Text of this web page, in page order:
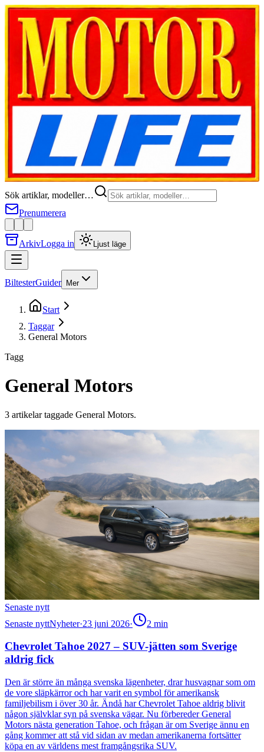
Sök artiklar, modeller…
Prenumerera
ArkivLogga in Ljust läge
BiltesterGuider Mer
Start
Taggar
General Motors
Tagg
General Motors
3 artikelartaggade General Motors.
Senaste nytt
Senaste nyttNyheter·23 juni 2026· 2 min
Chevrolet Tahoe 2027 – SUV-jätten som Sverige
aldrig fick
Den är större än många svenska lägenheter, drar husvagnar som om
de vore släpkärror och har varit en symbol för amerikansk
familjebilism i över 30 år. Ändå har Chevrolet Tahoe aldrig blivit
någon självklar syn på svenska vägar. Nu förbereder General
Motors nästa generation Tahoe, och frågan är om Sverige ännu en
gång kommer att stå vid sidan av medan amerikanerna fortsätter
köpa en av världens mest framgångsrika SUV.